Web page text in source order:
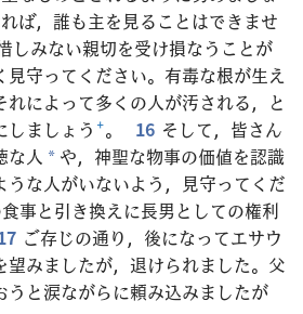
ば，誰も主を見ることはできませ
しみない親切を受け損なうことが
見守ってください。有毒な根が生え
によって多くの人が汚される，と
しましょう +。 16 そして，皆さん
な人 * や，神聖な物事の価値を認識
うな人がいないよう，見守ってくだ
事と引き換えに長男としての権利
ご存じの通り，後になってエサウ
望みましたが，退けられました。父
うと涙ながらに頼み込みましたが